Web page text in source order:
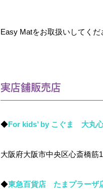
Easy Matをお取扱いしてくだ
実店舗販売店
◆For kids’ by こぐま 大丸
大阪府大阪市中央区心斎橋筋
◆東急百貨店 たまプラーザ